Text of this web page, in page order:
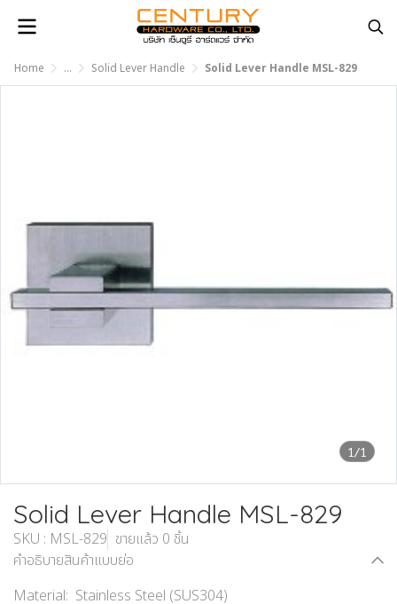
Home ... Solid Lever Handle Solid Lever Handle MSL-829
1/1
Solid Lever Handle MSL-829
SKU : MSL-829 ขายแล้ว 0 ชิ้น
คำอธิบายสินค้าแบบย่อ
Material: Stainless Steel (SUS304)